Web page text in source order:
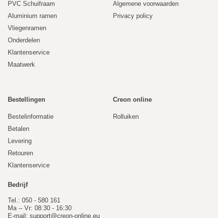
Alle reviews
Let op dat bij een hef schuifpui de onderdorpel vaak
afloopt en dat u hiervoor het schuine dorpel profiel moet
bestellen.
PVC Schuifraam
Aluminium ramen
Vliegenramen
Onderdelen
Klantenservice
Maatwerk
Algemene voorwaarden
Privacy policy
Bestellingen
Bestelinformatie
Betalen
Levering
Retouren
Klantenservice
Creon online
Rolluiken
Bedrijf
Tel.: 050 - 580 161
Ma -- Vr: 08:30 - 16:30
E-mail: support@creon-online.eu